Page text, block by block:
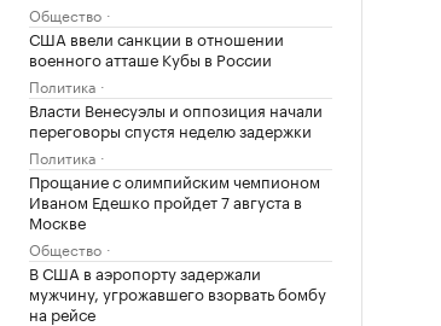
Общество
США ввели санкции в отношении
военного атташе Кубы в России
Политика
Власти Венесуэлы и оппозиция начали
переговоры спустя неделю задержки
Политика
Прощание с олимпийским чемпионом
Иваном Едешко пройдет 7 августа в
Москве
Общество
В США в аэропорту задержали
мужчину, угрожавшего взорвать бомбу
на рейсе